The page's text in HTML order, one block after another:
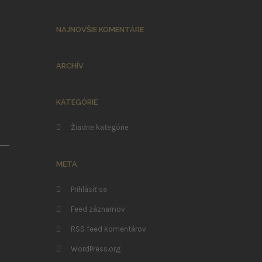
NAJNOVŠIE KOMENTÁRE
ARCHÍV
KATEGÓRIE
Žiadne kategórie
META
Prihlásiť sa
Feed záznamov
RSS feed komentárov
WordPress.org